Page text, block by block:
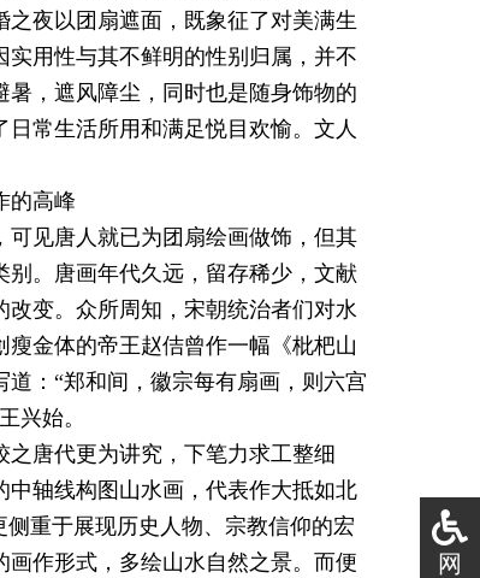
网
夜以团扇遮面，既象征了对美满生
用性与其不鲜明的性别归属，并不
，遮风障尘，同时也是随身饰物的
常生活所用和满足悦目欢愉。文人
的高峰
见唐人就已为团扇绘画做饰，但其
。唐画年代久远，留存稀少，文献
变。众所周知，宋朝统治者们对水
金体的帝王赵佶曾作一幅《枇杷山
：“郑和间，徽宗每有扇画，则六宫
兴始。
唐代更为讲究，下笔力求工整细
轴线构图山水画，代表作大抵如北
重于展现历史人物、宗教信仰的宏
作形式，多绘山水自然之景。而便